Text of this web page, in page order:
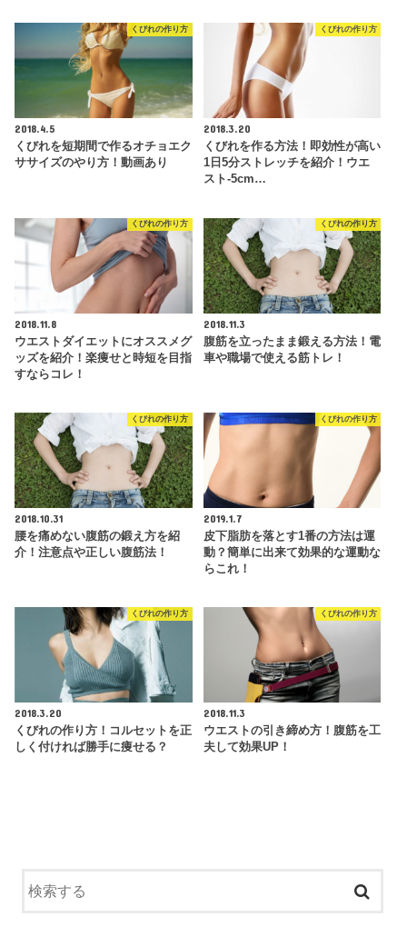
くびれの作り方
2018.4.5
くびれを短期間で作るオチョエク
ササイズのやり方！動画あり
くびれの作り方
2018.3.20
くびれを作る方法！即効性が高い
1日5分ストレッチを紹介！ウエ
スト-5cm…
くびれの作り方
2018.11.8
ウエストダイエットにオススメグ
ッズを紹介！楽痩せと時短を目指
すならコレ！
くびれの作り方
2018.11.3
腹筋を立ったまま鍛える方法！電
車や職場で使える筋トレ！
くびれの作り方
2018.10.31
腰を痛めない腹筋の鍛え方を紹
介！注意点や正しい腹筋法！
くびれの作り方
2019.1.7
皮下脂肪を落とす1番の方法は運
動？簡単に出来て効果的な運動な
らこれ！
くびれの作り方
2018.3.20
くびれの作り方！コルセットを正
しく付ければ勝手に痩せる？
くびれの作り方
2018.11.3
ウエストの引き締め方！腹筋を工
夫して効果UP！